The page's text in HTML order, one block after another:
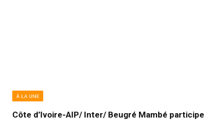
À LA UNE
Côte d’Ivoire-AIP/ Inter/ Beugré Mambé participe